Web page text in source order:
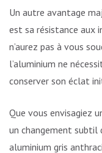
Un autre avantage
est sa résistance aux
n’aurez pas à vous
l’aluminium ne
conserver son éclat
Que vous envisagiez
un changement subtil
aluminium gris